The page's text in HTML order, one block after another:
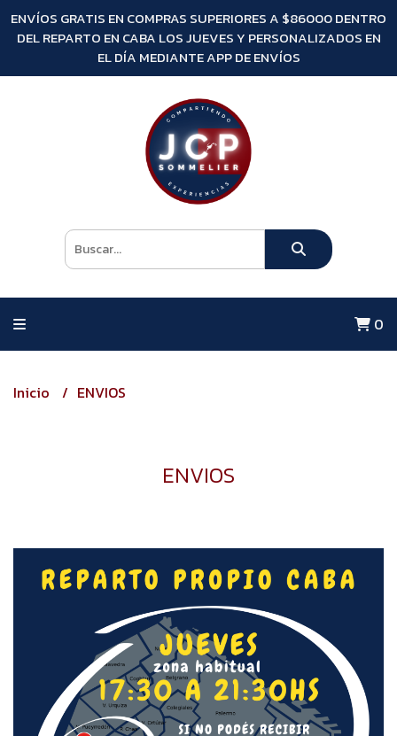
ENVÍOS GRATIS EN COMPRAS SUPERIORES A $86000 DENTRO
DEL REPARTO EN CABA LOS JUEVES Y PERSONALIZADOS EN
EL DÍA MEDIANTE APP DE ENVÍOS
0
Inicio ENVIOS
ENVIOS